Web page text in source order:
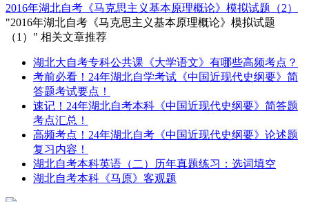
2016年湖北自考《马克思主义基本原理概论》模拟试题（2）
"2016年湖北自考《马克思主义基本原理概论》模拟试题
（1）" 相关文章推荐
湖北大自考专科公共课《大学语文》有哪些高频考点？
考前必看！24年湖北自学考试《中国近现代史纲要》简
答题考试要点！
速记！24年湖北自考本科《中国近现代史纲要》简答题
考点汇总！
高频考点！24年湖北自考《中国近现代史纲要》论述题
复习内容！
湖北自考本科英语（二）历年真题练习：选词填空
湖北自考本科《马原》客观题